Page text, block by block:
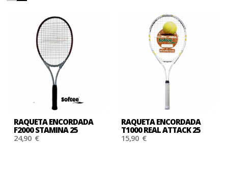
RAQUETA ENCORDADA
F2000 STAMINA 25
24,90 €
RAQUETA ENCORDADA
T1000 REAL ATTACK 25
15,90 €